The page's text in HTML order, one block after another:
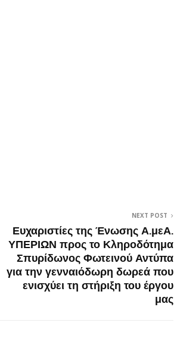
NEXT POST
Ευχαριστίες της Ένωσης Α.μεΑ.
ΥΠΕΡΙΩΝ προς το Κληροδότημα
Σπυρίδωνος Φωτεινού Αντύπα
για την γενναιόδωρη δωρεά που
ενισχύει τη στήριξη του έργου
μας